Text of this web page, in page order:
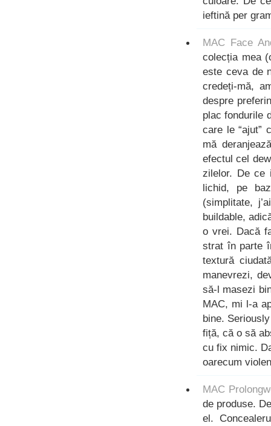
ieftină per
MAC Face
colecția mea
este ceva de
credeți-mă,
despre
plac fondurile
care le “ajut”
mă
efectul cel
zilelor. De ce
lichid, pe
(simplitate,
buildable,
o vrei. Dacă
strat în parte
textură
manevrezi,
să-l masezi
MAC, mi l-a
bine.
fiță, că o să
cu fix nimic.
oarecum
MAC
de produse.
el.